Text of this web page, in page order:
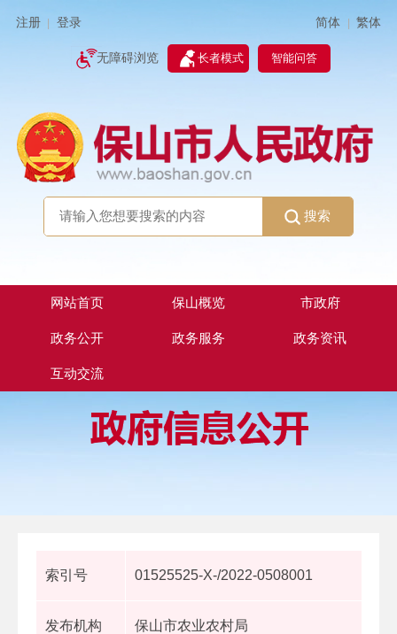
注册 登录 简体 | 繁体
无障碍浏览 长者模式 智能问答
搜索
网站首页 保山概览 市政府
政务公开 政务服务 政务资讯
互动交流
索引号 01525525-X-/2022-0508001
发布机构 保山市农业农村局